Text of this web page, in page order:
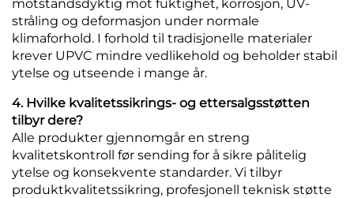
motstandsdyktig mot fuktighet, korrosjon, UV-
stråling og deformasjon under normale
klimaforhold. I forhold til tradisjonelle materialer
krever UPVC mindre vedlikehold og beholder stabil
ytelse og utseende i mange år.
4. Hvilke kvalitetssikrings- og ettersalgsstøtten
tilbyr dere?
Alle produkter gjennomgår en streng
kvalitetskontroll før sending for å sikre pålitelig
ytelse og konsekvente standarder. Vi tilbyr
produktkvalitetssikring, profesjonell teknisk støtte